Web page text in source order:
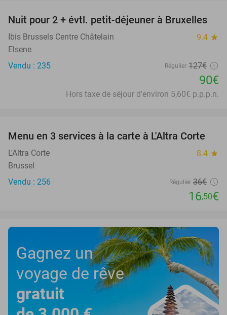
29%
Nuit pour 2 + évtl. petit-déjeuner à Bruxelles
Ibis Brussels Centre Châtelain 9.4 star
Elsene
Vendu : 235
Régulier 127€
90€
Hors taxe de séjour d'environ 5,60€ p.p.p.n.
54%
Menu en 3 services à la carte à L'Altra Corte
L'Altra Corte 8.4 star
Brussel
Vendu : 256
Régulier 36€
16,50€
Gagnez un
voyage de rêve
gratuit